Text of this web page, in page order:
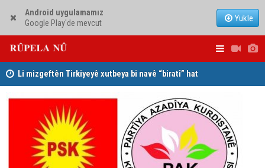
Android uygulamamız
Google Play'de mevcut
Yükle
Li mizgeftên Tirkiyeyê xutbeya bi navê “biratî” hat
xwendin
Mihemed Hacî Mehmûd: Ji bo parastina Iraqê, çareserî
sîstema konfederalî ye